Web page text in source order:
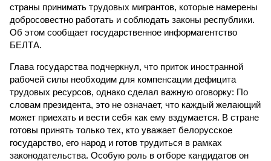
страны принимать трудовых мигрантов, которые намерены
добросовестно работать и соблюдать законы республики.
Об этом сообщает государственное информагентство
БЕЛТА.
Глава государства подчеркнул, что приток иностранной
рабочей силы необходим для компенсации дефицита
трудовых ресурсов, однако сделал важную оговорку: По
словам президента, это не означает, что каждый желающий
может приехать и вести себя как ему вздумается. В стране
готовы принять только тех, кто уважает белорусское
государство, его народ и готов трудиться в рамках
законодательства. Особую роль в отборе кандидатов он